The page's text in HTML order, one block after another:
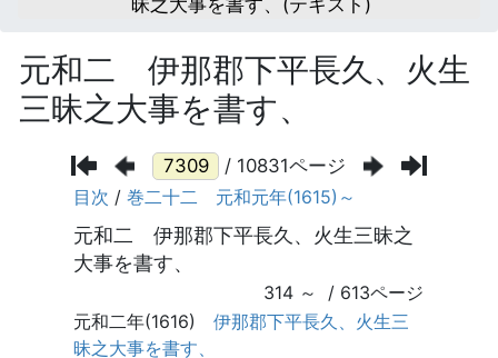
昧之大事を書す、(テキスト)
元和二 伊那郡下平長久、火生
三昧之大事を書す、
/ 10831ページ